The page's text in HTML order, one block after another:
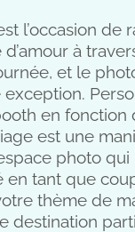
l’occasion de
à
et le
en fonction
est une
photo
en tant que
thème de
destination